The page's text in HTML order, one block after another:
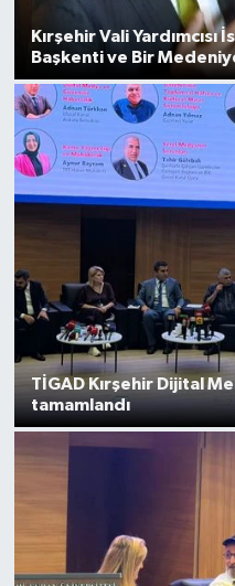
Kırşehir Vali
Başkenti ve Bir
TİGAD Kırşehir Dijital
tamamlandı